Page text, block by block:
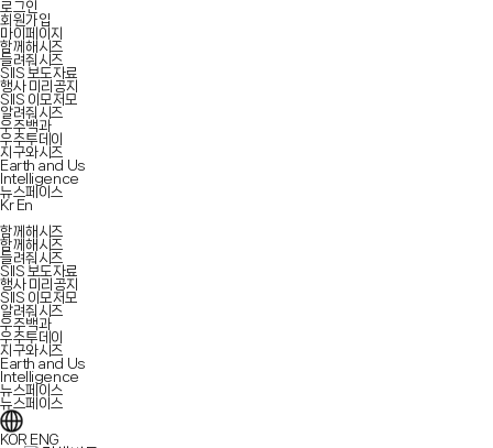
로그인
회원가입
마이페이지
함께해시즈
들려줘시즈
SIIS 보도자료
행사 미리공지
SIIS 이모저모
알려줘시즈
우주백과
우주투데이
지구와시즈
Earth and Us
Intelligence
뉴스페이스
Kr En
함께해시즈
함께해시즈
들려줘시즈
SIIS 보도자료
행사 미리공지
SIIS 이모저모
알려줘시즈
우주백과
우주투데이
지구와시즈
Earth and Us
Intelligence
뉴스페이스
뉴스페이스
KOR ENG